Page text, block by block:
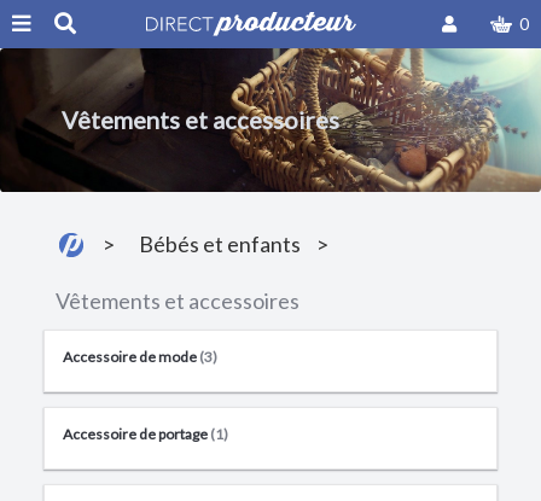
0
Vêtements et accessoires
Bébés et enfants
Vêtements et accessoires
Accessoire de mode (3)
Accessoire de portage (1)